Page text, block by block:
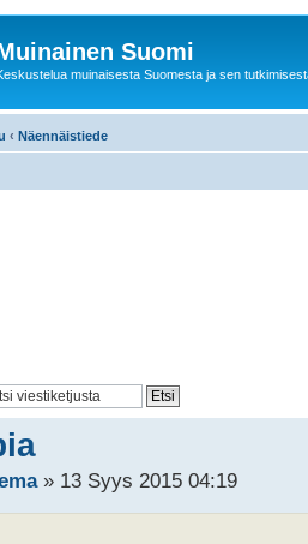
Suomi
muinaisesta Suomesta ja sen
‹ Näennäistiede
» 13 Syys 2015 04:19